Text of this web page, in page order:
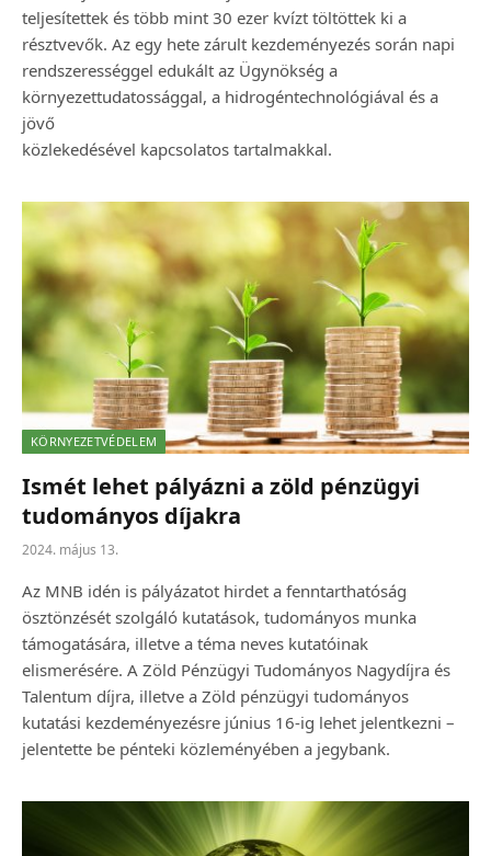
teljesítettek és több mint 30 ezer kvízt töltöttek ki a
résztvevők. Az egy hete zárult kezdeményezés során napi
rendszerességgel edukált az Ügynökség a
környezettudatossággal, a hidrogéntechnológiával és a
jövő
közlekedésével kapcsolatos tartalmakkal.
KÖRNYEZETVÉDELEM
Ismét lehet pályázni a zöld pénzügyi
tudományos díjakra
2024. május 13.
Az MNB idén is pályázatot hirdet a fenntarthatóság
ösztönzését szolgáló kutatások, tudományos munka
támogatására, illetve a téma neves kutatóinak
elismerésére. A Zöld Pénzügyi Tudományos Nagydíjra és
Talentum díjra, illetve a Zöld pénzügyi tudományos
kutatási kezdeményezésre június 16-ig lehet jelentkezni –
jelentette be pénteki közleményében a jegybank.